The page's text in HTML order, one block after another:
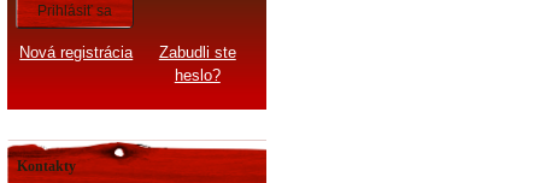
Prihlásiť sa
Nová registrácia
Zabudli ste
heslo?
Kontakty